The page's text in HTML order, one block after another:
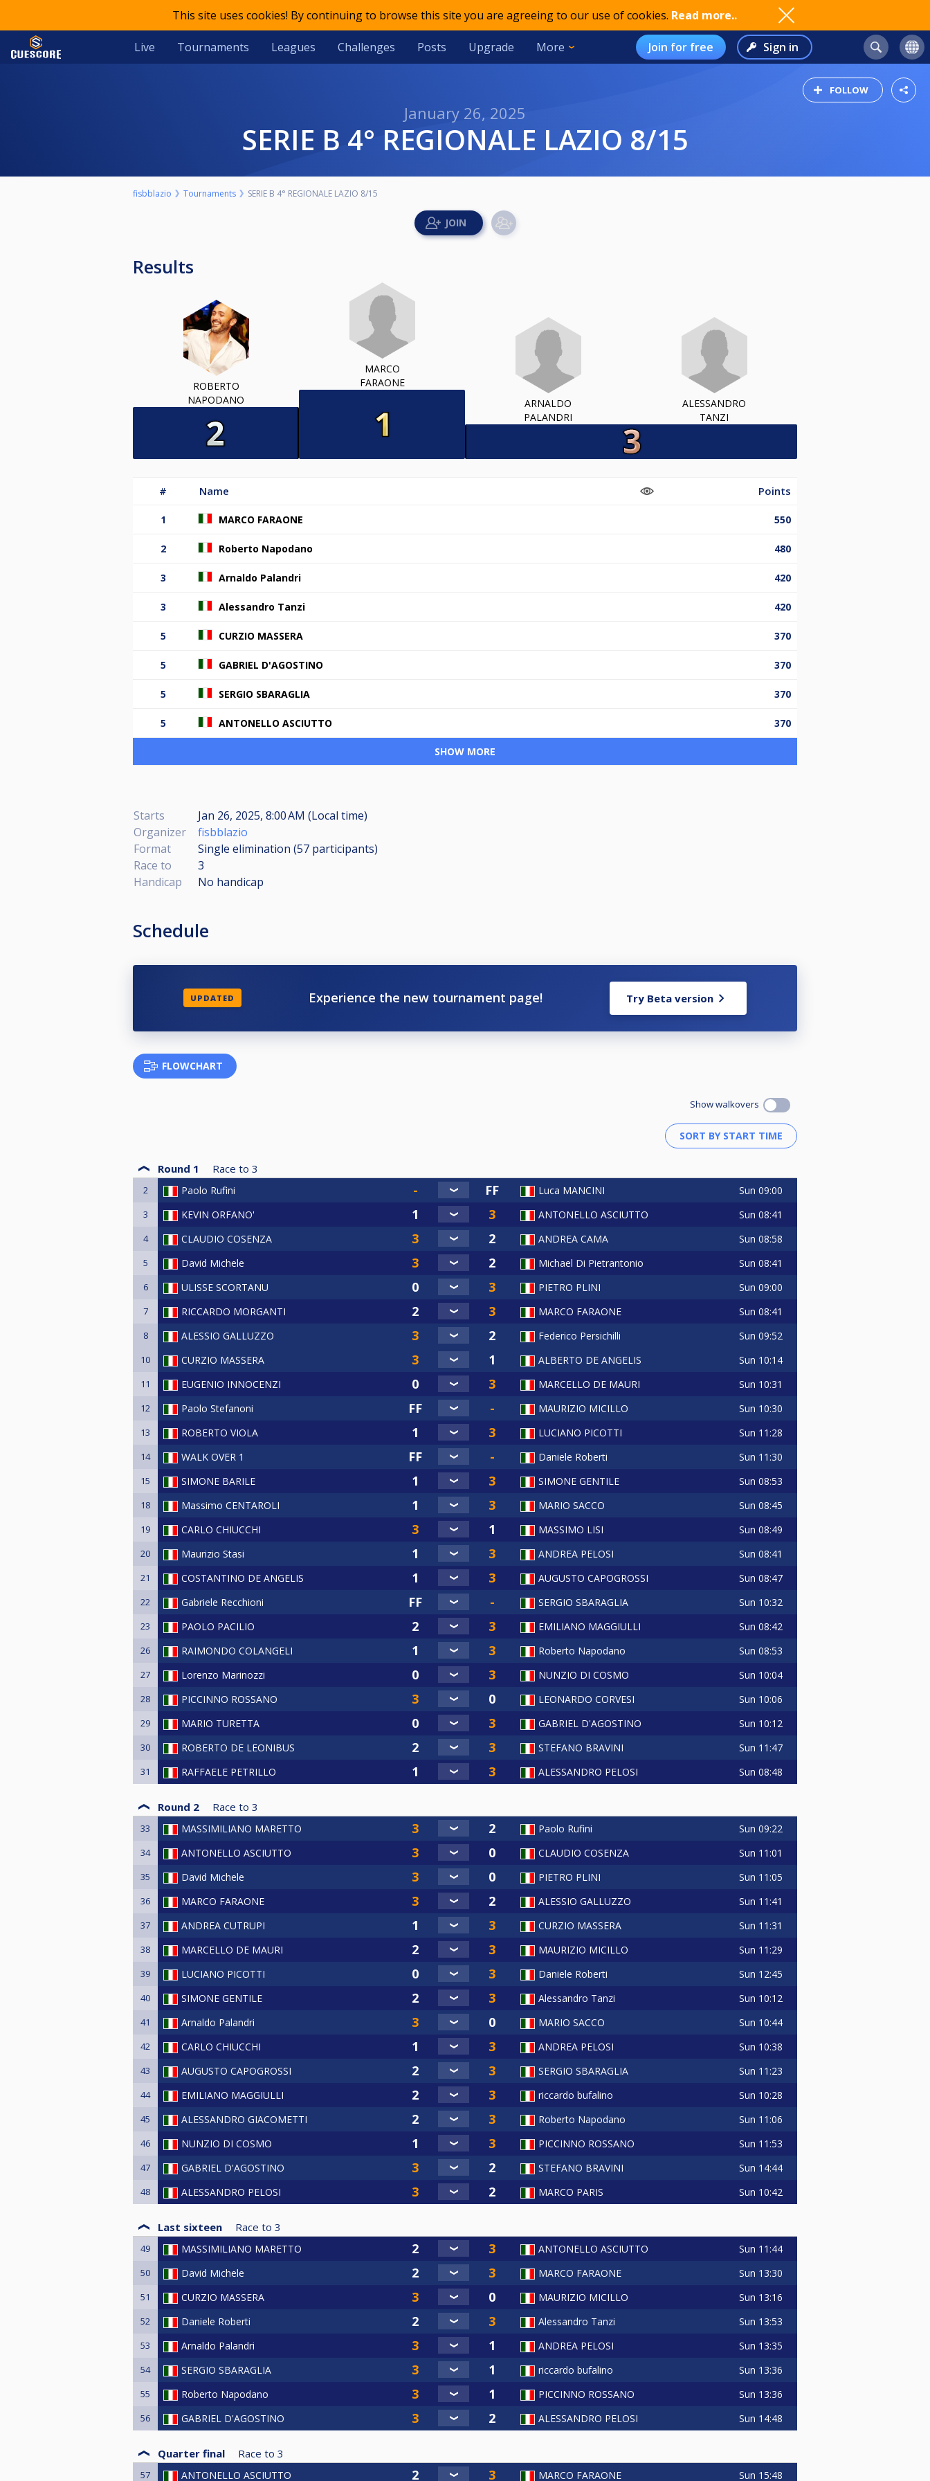
This site uses cookies! By continuing to browse this site you are agreeing to our use of cookies. Read more..
Live Tournaments Leagues Challenges Posts Upgrade More Join for free Sign in
FOLLOW
January 26, 2025
SERIE B 4° REGIONALE LAZIO 8/15
fisbblazio Tournaments SERIE B 4° REGIONALE LAZIO 8/15
Results
ROBERTO
NAPODANO
MARCO
FARAONE
ARNALDO
PALANDRI
ALESSANDRO
TANZI
# Name Points
1 MARCO FARAONE 550
2 Roberto Napodano 480
3 Arnaldo Palandri 420
3 Alessandro Tanzi 420
5 CURZIO MASSERA 370
5 GABRIEL D'AGOSTINO 370
5 SERGIO SBARAGLIA 370
5 ANTONELLO ASCIUTTO 370
SHOW MORE
Starts
Jan 26, 2025, 8:00 AM (Local time)
Organizer
fisbblazio
Format
Single elimination (57 participants)
Race to
3
Handicap
No handicap
Schedule
UPDATED Experience the new tournament page! Try Beta version
FLOWCHART
Show walkovers
Round 1 Race to 3
2 Paolo Rufini Luca MANCINI Sun 09:00
3 KEVIN ORFANO' ANTONELLO ASCIUTTO Sun 08:41
4 CLAUDIO COSENZA ANDREA CAMA Sun 08:58
5 David Michele Michael Di Pietrantonio Sun 08:41
6 ULISSE SCORTANU PIETRO PLINI Sun 09:00
7 RICCARDO MORGANTI MARCO FARAONE Sun 08:41
8 ALESSIO GALLUZZO Federico Persichilli Sun 09:52
10 CURZIO MASSERA ALBERTO DE ANGELIS Sun 10:14
11 EUGENIO INNOCENZI MARCELLO DE MAURI Sun 10:31
12 Paolo Stefanoni MAURIZIO MICILLO Sun 10:30
13 ROBERTO VIOLA LUCIANO PICOTTI Sun 11:28
14 WALK OVER 1 Daniele Roberti Sun 11:30
15 SIMONE BARILE SIMONE GENTILE Sun 08:53
18 Massimo CENTAROLI MARIO SACCO Sun 08:45
19 CARLO CHIUCCHI MASSIMO LISI Sun 08:49
20 Maurizio Stasi ANDREA PELOSI Sun 08:41
21 COSTANTINO DE ANGELIS AUGUSTO CAPOGROSSI Sun 08:47
22 Gabriele Recchioni SERGIO SBARAGLIA Sun 10:32
23 PAOLO PACILIO EMILIANO MAGGIULLI Sun 08:42
26 RAIMONDO COLANGELI Roberto Napodano Sun 08:53
27 Lorenzo Marinozzi NUNZIO DI COSMO Sun 10:04
28 PICCINNO ROSSANO LEONARDO CORVESI Sun 10:06
29 MARIO TURETTA GABRIEL D'AGOSTINO Sun 10:12
30 ROBERTO DE LEONIBUS STEFANO BRAVINI Sun 11:47
31 RAFFAELE PETRILLO ALESSANDRO PELOSI Sun 08:48
Round 2 Race to 3
33 MASSIMILIANO MARETTO Paolo Rufini Sun 09:22
34 ANTONELLO ASCIUTTO CLAUDIO COSENZA Sun 11:01
35 David Michele PIETRO PLINI Sun 11:05
36 MARCO FARAONE ALESSIO GALLUZZO Sun 11:41
37 ANDREA CUTRUPI CURZIO MASSERA Sun 11:31
38 MARCELLO DE MAURI MAURIZIO MICILLO Sun 11:29
39 LUCIANO PICOTTI Daniele Roberti Sun 12:45
40 SIMONE GENTILE Alessandro Tanzi Sun 10:12
41 Arnaldo Palandri MARIO SACCO Sun 10:44
42 CARLO CHIUCCHI ANDREA PELOSI Sun 10:38
43 AUGUSTO CAPOGROSSI SERGIO SBARAGLIA Sun 11:23
44 EMILIANO MAGGIULLI riccardo bufalino Sun 10:28
45 ALESSANDRO GIACOMETTI Roberto Napodano Sun 11:06
46 NUNZIO DI COSMO PICCINNO ROSSANO Sun 11:53
47 GABRIEL D'AGOSTINO STEFANO BRAVINI Sun 14:44
48 ALESSANDRO PELOSI MARCO PARIS Sun 10:42
Last sixteen Race to 3
49 MASSIMILIANO MARETTO ANTONELLO ASCIUTTO Sun 11:44
50 David Michele MARCO FARAONE Sun 13:30
51 CURZIO MASSERA MAURIZIO MICILLO Sun 13:16
52 Daniele Roberti Alessandro Tanzi Sun 13:53
53 Arnaldo Palandri ANDREA PELOSI Sun 13:35
54 SERGIO SBARAGLIA riccardo bufalino Sun 13:36
55 Roberto Napodano PICCINNO ROSSANO Sun 13:36
56 GABRIEL D'AGOSTINO ALESSANDRO PELOSI Sun 14:48
Quarter final Race to 3
57 ANTONELLO ASCIUTTO MARCO FARAONE Sun 15:48